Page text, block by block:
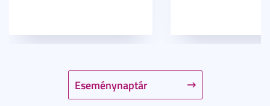
Eseménynaptár